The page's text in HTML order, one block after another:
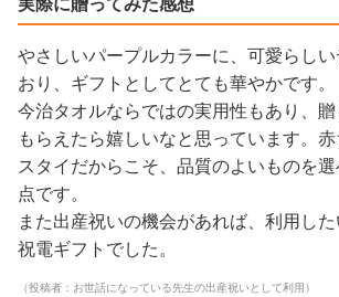
実際に贈ってみた感想
やさしいパープルカラーに、可愛らし
おり、ギフトとしてとても華やかです。
今治タオルならではの実用性もあり、
もらえたら嬉しいなと思っています。
スタイだからこそ、品質のよいものを
点です。
また出産祝いの機会があれば、利用し
祝電ギフトでした。
（投稿者：お世話になっている先生の出産祝いとして利用）